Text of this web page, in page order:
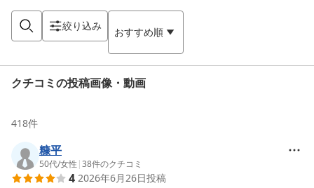
絞り込み おすすめ順
クチコミの投稿画像・動画
418件
糠平
50代/女性 |38件のクチコミ
4 2026年6月26日投稿